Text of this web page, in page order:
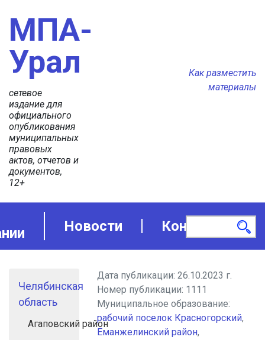
МПА-
Урал
сетевое
издание для
официального
опубликования
муниципальных
правовых
актов, отчетов и
документов,
12+
Как разместить
материалы
Новости Контакты
Челябинская
область
Агаповский район
Дата публикации:26.10.2023 г.
Номер публикации: 1111
Муниципальное образование:
рабочий поселок Красногорский,
Еманжелинский район,